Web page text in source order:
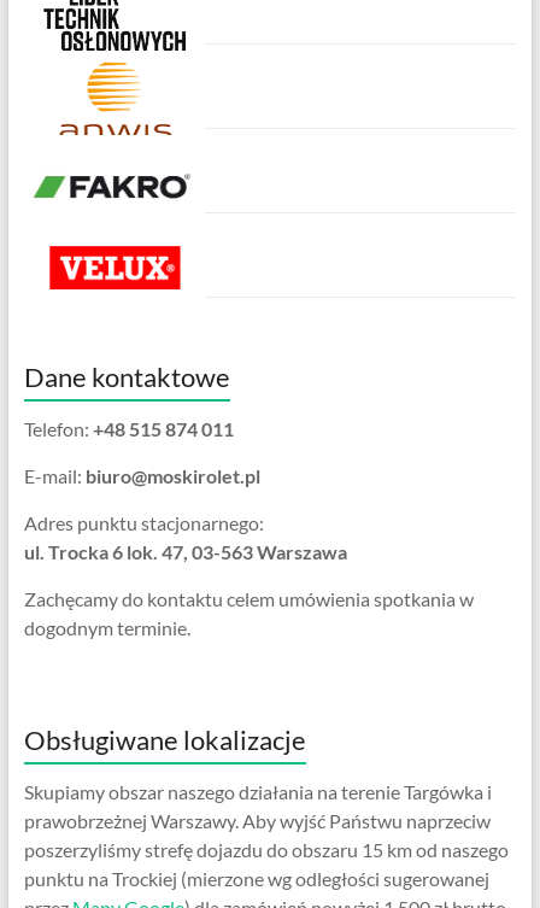
Dane kontaktowe
Telefon: +48 515 874 011
E-mail: biuro@moskirolet.pl
Adres punktu stacjonarnego:
ul. Trocka 6 lok. 47, 03-563 Warszawa
Zachęcamy do kontaktu celem umówienia spotkania w
dogodnym terminie.
Obsługiwane lokalizacje
Skupiamy obszar naszego działania na terenie Targówka i
prawobrzeżnej Warszawy. Aby wyjść Państwu naprzeciw
poszerzyliśmy strefę dojazdu do obszaru 15 km od naszego
punktu na Trockiej (mierzone wg odległości sugerowanej